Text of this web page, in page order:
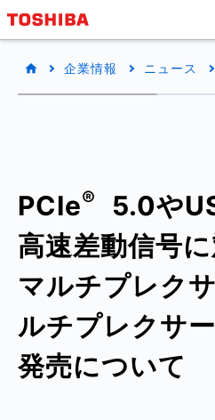
企業情報 ニュース
PCIe® 5.0や
高速差動信号
マルチプレク
ルチプレクサ
発売について